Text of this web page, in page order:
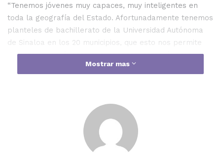
“Tenemos jóvenes muy capaces, muy inteligentes en
toda la geografía del Estado. Afortunadamente tenemos
planteles de bachillerato de la Universidad Autónoma
de Sinaloa en los 20 municipios, que esto nos permite
detectar a los jóvenes muy capaces, estos jóvenes
reciben una formación sólida y eso les permite competir
Mostrar mas